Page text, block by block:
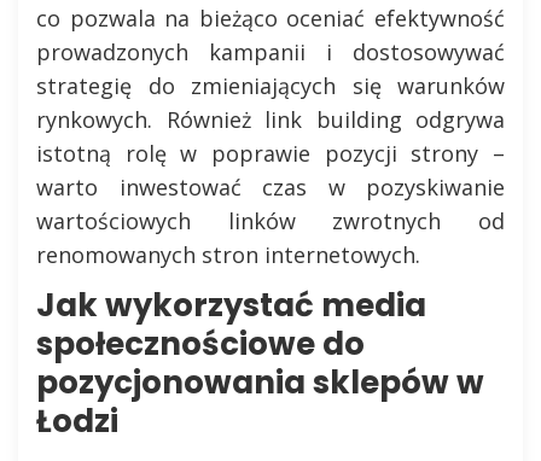
co pozwala na bieżąco oceniać efektywność
prowadzonych kampanii i dostosowywać
strategię do zmieniających się warunków
rynkowych. Również link building odgrywa
istotną rolę w poprawie pozycji strony –
warto inwestować czas w pozyskiwanie
wartościowych linków zwrotnych od
renomowanych stron internetowych.
Jak wykorzystać media
społecznościowe do
pozycjonowania sklepów w
Łodzi